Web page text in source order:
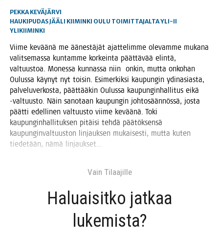
PEKKA KEVÄJÄRVI
HAUKIPUDASJÄÄLI KIIMINKI OULU TOIMITTAJALTAYLI-II
YLIKIIMINKI
Vii­me kevää­nä me äänes­tä­jät ajat­te­lim­me ole­vam­me muka­na
valit­se­mas­sa kun­tam­me kor­kein­ta päät­tä­vää elin­tä,
val­tuus­toa. Mones­sa kun­nas­sa niin onkin, mut­ta onko­han
Oulus­sa käy­nyt nyt toi­sin. Esi­mer­kik­si kau­pun­gin ydin­a­sias­ta,
pal­ve­lu­ver­kos­ta, päät­tää­kin Oulus­sa kau­pun­gin­hal­li­tus eikä
‑val­tuus­to. Näin sano­taan kau­pun­gin joh­to­sään­nös­sä, jos­ta
päät­ti edel­li­nen val­tuus­to vii­me kevää­nä. Toki
kau­pun­gin­hal­li­tuk­sen pitäi­si teh­dä pää­tök­sen­sä
kau­pun­gin­val­tuus­ton lin­jauk­sen mukai­ses­ti, mut­ta kuten
tie­de­tään, nämä linjaukset…
Vain Tilaa­jil­le
Haluai­sit­ko jat­kaa
lukemista?